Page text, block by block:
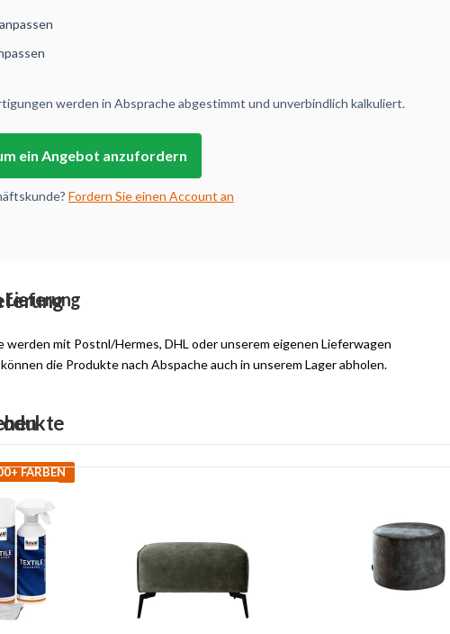
werden in Absprache abgestimmt und unverbindlich kalkuliert.
ein Angebot anzufordern
Fordern Sie einen Account an
werden mit Postnl/Hermes, DHL oder unserem eigenen Lieferwagen
die Produkte nach Abspache auch in unserem Lager abholen.
FARBEN